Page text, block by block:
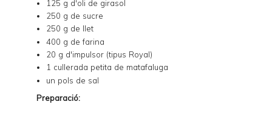
125 g d'oli de girasol
250 g de sucre
250 g de llet
400 g de farina
20 g d'impulsor (tipus Royal)
1 cullerada petita de matafaluga
un pols de sal
Preparació: